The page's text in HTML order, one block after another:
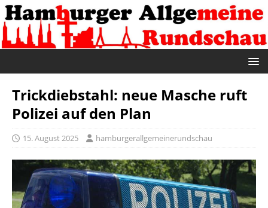
Trickdiebstahl: neue Masche ruft
Polizei auf den Plan
15. August 2025 hamburgerallgemeinerundschau